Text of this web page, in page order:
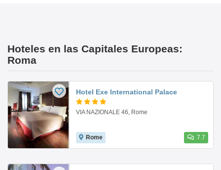
Hoteles en las Capitales Europeas:
Roma
Hotel Exe International Palace
VIA NAZIONALE 46, Rome
Rome 7.7